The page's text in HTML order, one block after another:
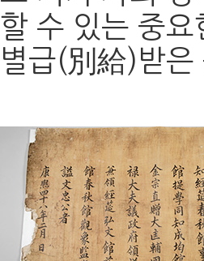
할 수 있는 중
별급(別給)받